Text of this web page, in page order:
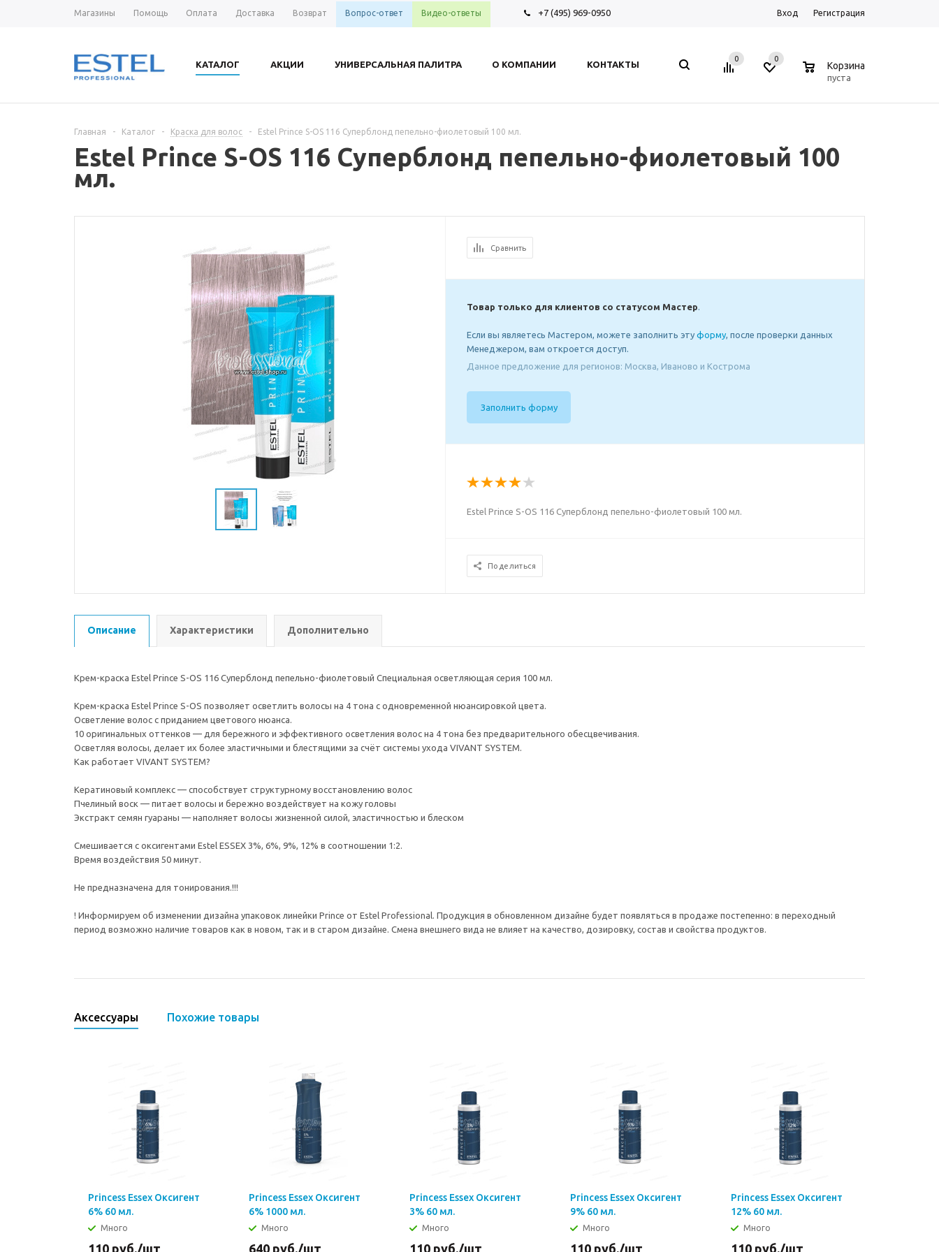
Магазины Помощь Оплата Доставка Возврат Вопрос-ответ Видео-ответы +7 (495) 969-0950 Вход Регистрация
КАТАЛОГ АКЦИИ УНИВЕРСАЛЬНАЯ ПАЛИТРА О КОМПАНИИ КОНТАКТЫ
0 0
Корзина
пуста
Главная - Каталог - Краска для волос - Estel Prince S-OS 116 Суперблонд пепельно-фиолетовый 100 мл.
Estel Prince S-OS 116 Суперблонд пепельно-фиолетовый 100
мл.
Сравнить
Товар только для клиентов со статусом Мастер.
Если вы являетесь Мастером, можете заполнить этуформу, после проверки данных
Менеджером, вам откроется доступ.
Данное предложение для регионов: Москва, Иваново и Кострома
Заполнить форму
Estel Prince S-OS 116 Суперблонд пепельно-фиолетовый 100 мл.
Поделиться
Описание Характеристики Дополнительно
Крем-краска Estel Prince S-OS 116 Суперблонд пепельно-фиолетовый Специальная осветляющая серия 100 мл.
Крем-краска Estel Prince S-OS позволяет осветлить волосы на 4 тона с одновременной нюансировкой цвета.
Осветление волос с приданием цветового нюанса.
10 оригинальных оттенков — для бережного и эффективного осветления волос на 4 тона без предварительного обесцвечивания.
Осветляя волосы, делает их более эластичными и блестящими за счёт системы ухода VIVANT SYSTEM.
Как работает VIVANT SYSTEM?
Кератиновый комплекс — способствует структурному восстановлению волос
Пчелиный воск — питает волосы и бережно воздействует на кожу головы
Экстракт семян гуараны — наполняет волосы жизненной силой, эластичностью и блеском
Смешивается с оксигентами Estel ESSEX 3%, 6%, 9%, 12% в соотношении 1:2.
Время воздействия 50 минут.
Не предназначена для тонирования.!!!
! Информируем об изменении дизайна упаковок линейки Prince от Estel Professional. Продукция в обновленном дизайне будет появляться в продаже постепенно: в переходный
период возможно наличие товаров как в новом, так и в старом дизайне. Смена внешнего вида не влияет на качество, дозировку, состав и свойства продуктов.
Аксессуары Похожие товары
Princess Essex Оксигент
6% 60 мл.
Много
110 руб./шт
Princess Essex Оксигент
6% 1000 мл.
Много
640 руб./шт
Princess Essex Оксигент
3% 60 мл.
Много
110 руб./шт
Princess Essex Оксигент
9% 60 мл.
Много
110 руб./шт
Princess Essex Оксигент
12% 60 мл.
Много
110 руб./шт